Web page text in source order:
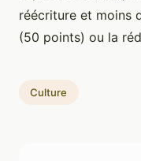
réécriture et moins
(50 points) ou la
Culture